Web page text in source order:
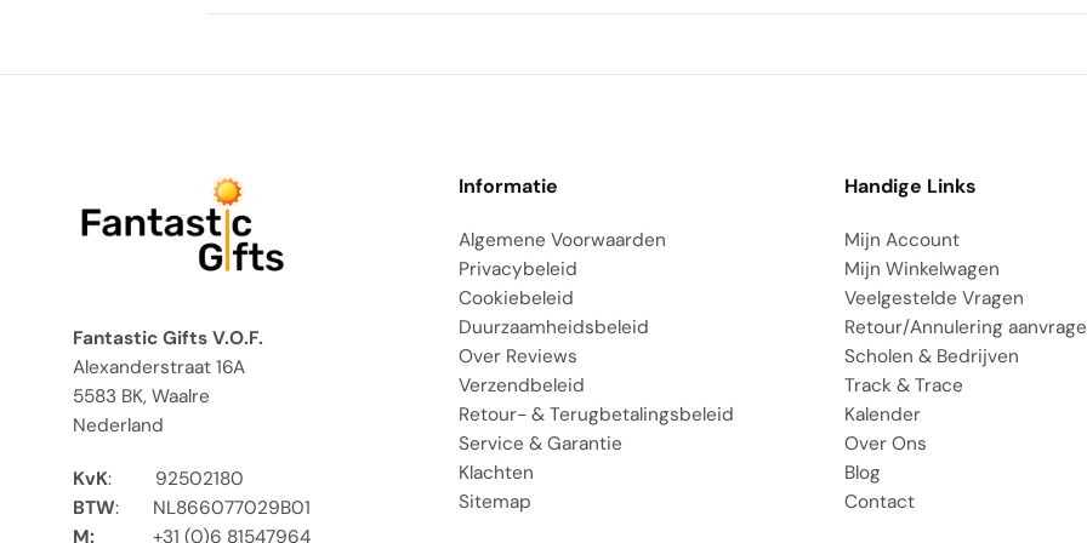
Fantastic Gifts V.O.F.
Alexanderstraat 16A
5583 BK, Waalre
Nederland
KvK:
92502180
BTW:
NL866077029B01
M: +31 (0)6 81547964
Informatie
Algemene Voorwaarden
Privacybeleid
Cookiebeleid
Duurzaamheidsbeleid
Over Reviews
Verzendbeleid
Retour- & Terugbetalingsbeleid
Service & Garantie
Klachten
Sitemap
Handige Links
Mijn Account
Mijn Winkelwagen
Veelgestelde Vragen
Retour/Annulering
Scholen & Bedrijven
Track & Trace
Kalender
Over Ons
Blog
Contact